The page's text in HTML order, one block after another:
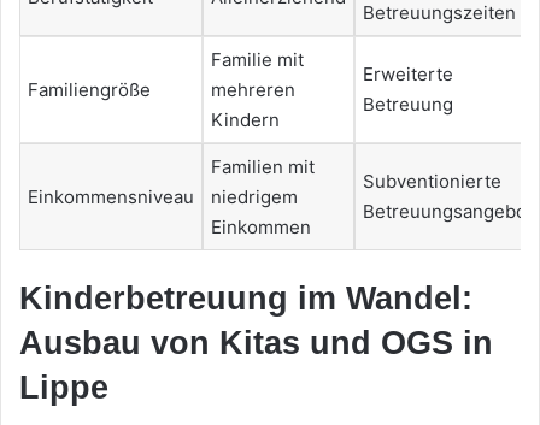
Betreuungszeiten
Familiengröße
Familie mit
mehreren
Kindern
Erweiterte
Betreuung
Einkommensniveau
Familien mit
niedrigem
Einkommen
Subventionierte
Kinderbetreuung im Wandel:
Ausbau von Kitas und OGS in
Lippe